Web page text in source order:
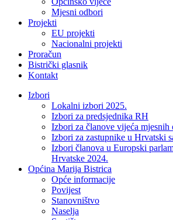
Mjesni odbori
Projekti
EU projekti
Nacionalni projekti
Proračun
Bistrički glasnik
Kontakt
Izbori
Lokalni izbori 2025.
Izbori za predsjednika RH
Izbori za članove vijeća mjesnih
Izbori za zastupnike u Hrvatski
Izbori članova u Europski
Hrvatske 2024.
Općina Marija Bistrica
Opće informacije
Povijest
Stanovništvo
Naselja